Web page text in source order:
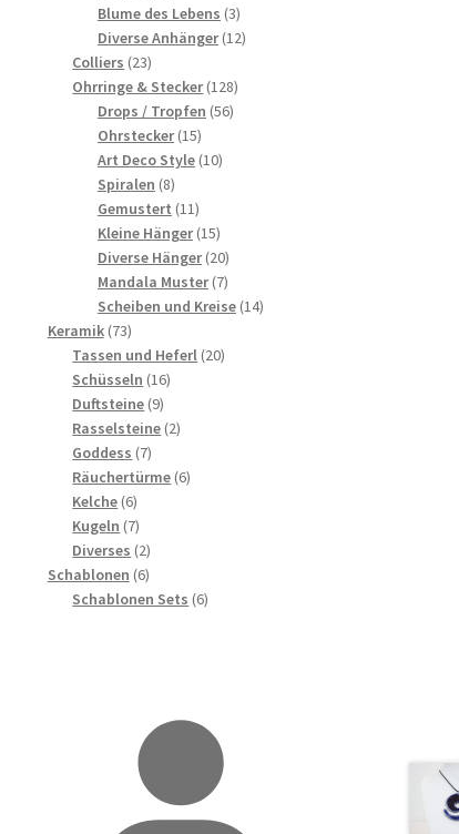
Produkte
Blume des Lebens 33
Produkte
Diverse Anhänger 1212
Colliers 2323
Produkte
Ohrringe & Stecker 128128
Drops / Tropfen 5656
Ohrstecker 1515
Produkte
Art Deco Style 1010
Spiralen 88
Produkte
Gemustert 1111
Produkte
Kleine Hänger 1515
Produkte
Diverse Hänger 2020
Produkte
Mandala Muster 77
Produkte
Scheiben und Kreise 1414
Keramik 7373
Produkte
Tassen und Heferl 2020
Schüsseln 1616
Duftsteine 99
Produkte
Rasselsteine 22
Goddess 77
Produkte
Räuchertürme 66
Kelche 66
Produkte
Kugeln 77
Produkte
Diverses 22
Produkte
Schablonen 66
Produkte
Schablonen Sets 66